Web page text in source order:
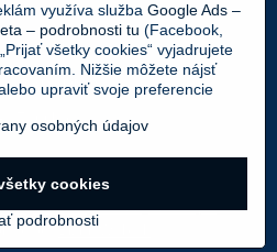
01 Košice
ZADARMO
17:00 hod.
Copyright
ochrany osobných údajov
BiznisWeb.sk
využíva služba Google Ads –
– podrobnosti tu (Facebook,
všetky cookies“ vyjadrujete
Nižšie môžete nájsť
upraviť svoje preferencie
osobných údajov
podrobnosti
cookies